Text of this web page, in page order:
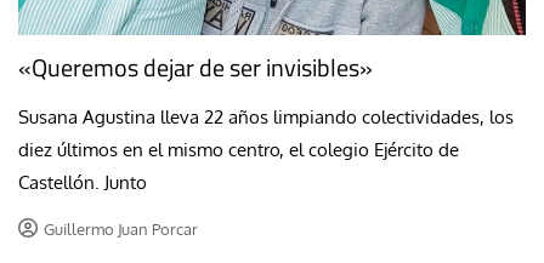
«Queremos dejar de ser invisibles»
Susana Agustina lleva 22 años limpiando colectividades, los
diez últimos en el mismo centro, el colegio Ejército de
Castellón. Junto
Guillermo Juan Porcar